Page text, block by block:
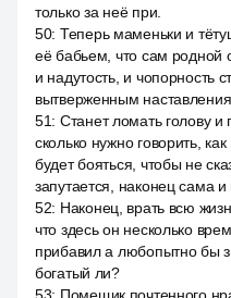
только за неё при.
50: Теперь маменьки и
её бабьем, что сам родной
и надутость, и чопорность
вытверженным
51: Станет ломать голову и
сколько нужно говорить,
будет бояться, чтобы не
запутается, наконец сама и
52: Наконец, врать всю
что здесь он несколько
прибавил а любопытно бы
богатый ли?